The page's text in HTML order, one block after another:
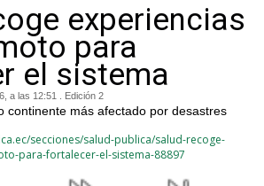
experiencias
para
el sistema
a las 12:51 . Edición 2
continente más afectado por desastres
secciones/salud-publica/salud-recoge-
para-fortalecer-el-sistema-88897